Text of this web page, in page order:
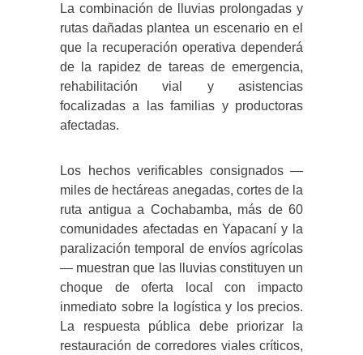
La combinación de lluvias prolongadas y
rutas dañadas plantea un escenario en el
que la recuperación operativa dependerá
de la rapidez de tareas de emergencia,
rehabilitación vial y asistencias
focalizadas a las familias y productoras
afectadas.
Los hechos verificables consignados —
miles de hectáreas anegadas, cortes de la
ruta antigua a Cochabamba, más de 60
comunidades afectadas en Yapacaní y la
paralización temporal de envíos agrícolas
— muestran que las lluvias constituyen un
choque de oferta local con impacto
inmediato sobre la logística y los precios.
La respuesta pública debe priorizar la
restauración de corredores viales críticos,